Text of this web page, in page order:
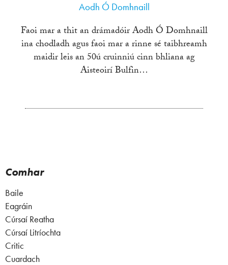
Aodh Ó Domhnaill
Faoi mar a thit an drámadóir Aodh Ó Domhnaill
ina chodladh agus faoi mar a rinne sé taibhreamh
maidir leis an 50ú cruinniú cinn bhliana ag
Aisteoirí Bulfin…
Comhar
Baile
Eagráin
Cúrsaí Reatha
Cúrsaí Litríochta
Critic
Cuardach